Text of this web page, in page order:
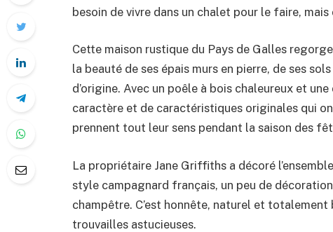
besoin de vivre dans un chalet pour le faire, mais
Cette maison rustique du Pays de Galles
la beauté de ses épais murs en pierre, de ses
d’origine. Avec un poêle à bois chaleureux et
caractère et de caractéristiques originales qui
prennent tout leur sens pendant la saison des
La propriétaire Jane Griffiths a décoré
style campagnard français, un peu de
champêtre. C’est honnête, naturel et
trouvailles astucieuses.